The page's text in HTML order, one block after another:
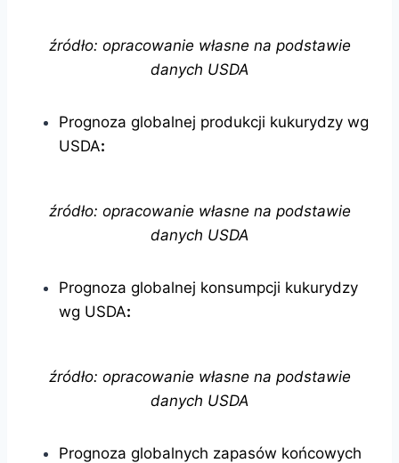
źródło: opracowanie własne na podstawie
danych USDA
Prognoza globalnej produkcji kukurydzy wg
USDA:
źródło: opracowanie własne na podstawie
danych USDA
Prognoza globalnej konsumpcji kukurydzy
wg USDA:
źródło: opracowanie własne na podstawie
danych USDA
Prognoza globalnych zapasów końcowych